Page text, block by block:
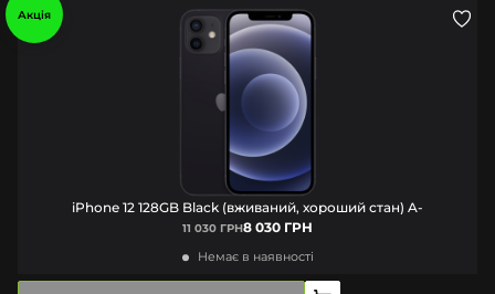
Акція
iPhone 12 128GB Black (вживаний, хороший стан) A-
11 030 ГРН8 030 ГРН
Немає в наявності